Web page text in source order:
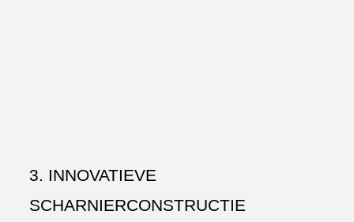
3. INNOVATIEVE
SCHARNIERCONSTRUCTIE